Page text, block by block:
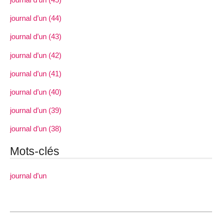
journal d’un (44)
journal d’un (43)
journal d’un (42)
journal d’un (41)
journal d’un (40)
journal d’un (39)
journal d’un (38)
Mots-clés
journal d’un